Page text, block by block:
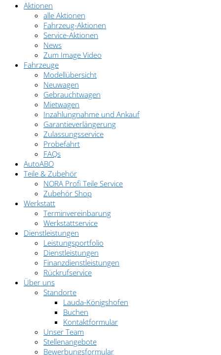
Aktionen
alle Aktionen
Fahrzeug-Aktionen
Service-Aktionen
News
Zum Image Video
Fahrzeuge
Modellübersicht
Neuwagen
Gebrauchtwagen
Mietwagen
Inzahlungnahme und Ankauf
Garantieverlängerung
Zulassungsservice
Probefahrt
FAQs
AutoABO
Teile & Zubehör
NORA Profi Teile Service
Zubehör Shop
Werkstatt
Terminvereinbarung
Werkstattservice
Dienstleistungen
Leistungsportfolio
Dienstleistungen
Finanzdienstleistungen
Rückrufservice
Über uns
Standorte
Lauda-Königshofen
Buchen
Kontaktformular
Unser Team
Stellenangebote
Bewerbungsformular